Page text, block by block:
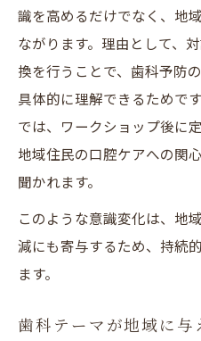
識を高めるだけでなく、地
ながります。理由として、
換を行うことで、歯科予防
具体的に理解できるためで
では、ワークショップ後に
地域住民の口腔ケアへの関
聞かれます。
このような意識変化は、地
減にも寄与するため、持続
ます。
歯科テーマが地域に与